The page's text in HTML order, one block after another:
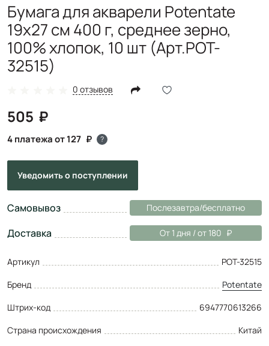
Бумага для акварели Potentate
19x27 см 400 г, среднее зерно,
100% хлопок, 10 шт (Арт.POT-
32515)
0 отзывов
505
4 платежа от 127 ?
Уведомитьо поступлении
Самовывоз Послезавтра/бесплатно
Доставка От 1 дня / от 180
Артикул
POT-32515
Бренд
Potentate
Штрих-код
6947770613266
Страна происхождения
Китай